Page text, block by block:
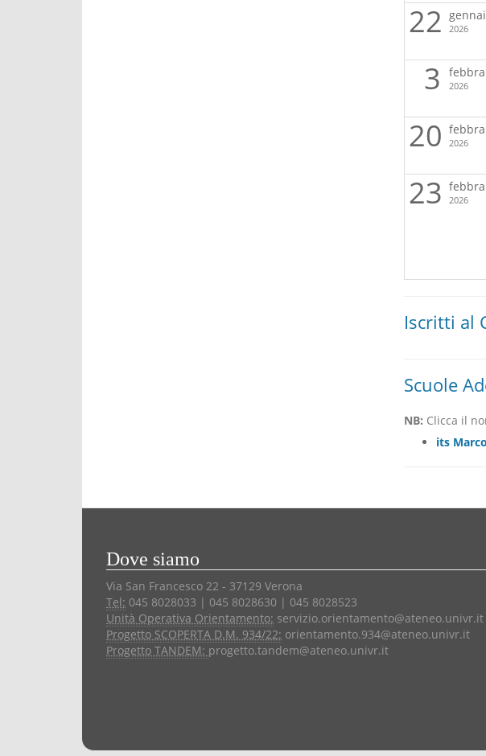
22 2026
3 2026
20 2026
23 2026
Iscritti al
Scuole
NB: Clicca il
its
Dove siamo
Via San Francesco 22 - 37129 Verona
Tel: 045 8028033 | 045 8028630 | 045 8028523
Unità Operativa Orientamento: servizio.orientamento@ateneo.univr.it
Progetto SCOPERTA D.M. 934/22: orientamento.934@ateneo.univr.it
Progetto TANDEM: progetto.tandem@ateneo.univr.it